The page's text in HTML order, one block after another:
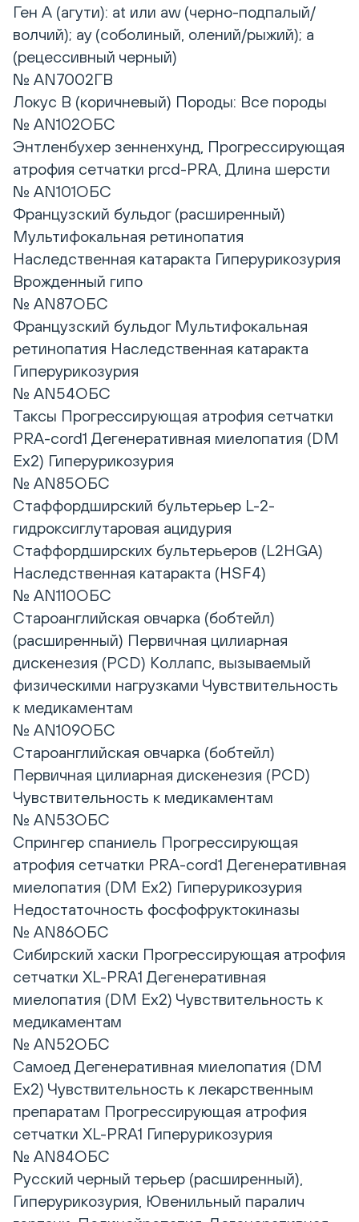
Ген А (агути): at или aw (черно-подпалый/
волчий); ay (соболиный, олений/рыжий); a
(рецессивный черный)
№ AN7002ГВ
Локус B (коричневый) Породы: Все породы
№ AN102ОБС
Энтленбухер зенненхунд, Прогрессирующая
атрофия сетчатки prcd-PRA, Длина шерсти
№ AN101ОБС
Французский бульдог (расширенный)
Мультифокальная ретинопатия
Наследственная катаракта Гиперурикозурия
Врожденный гипо
№ AN87ОБС
Французский бульдог Мультифокальная
ретинопатия Наследственная катаракта
Гиперурикозурия
№ AN54ОБС
Таксы Прогрессирующая атрофия сетчатки
PRA-cord1 Дегенеративная миелопатия (DM
Ex2) Гиперурикозурия
№ AN85ОБС
Стаффордширский бультерьер L-2-
гидроксиглутаровая ацидурия
Стаффордширских бультерьеров (L2HGA)
Наследственная катаракта (HSF4)
№ AN110ОБС
Староанглийская овчарка (бобтейл)
(расширенный) Первичная цилиарная
дискенезия (PCD) Коллапс, вызываемый
физическими нагрузками Чувствительность
к медикаментам
№ AN109ОБС
Староанглийская овчарка (бобтейл)
Первичная цилиарная дискенезия (PCD)
Чувствительность к медикаментам
№ AN53ОБС
Спрингер спаниель Прогрессирующая
атрофия сетчатки PRA-cord1 Дегенеративная
миелопатия (DM Ex2) Гиперурикозурия
Недостаточность фосфофруктокиназы
№ AN86ОБС
Сибирский хаски Прогрессирующая атрофия
сетчатки XL-PRA1 Дегенеративная
миелопатия (DM Ex2) Чувствительность к
медикаментам
№ AN52ОБС
Самоед Дегенеративная миелопатия (DM
Ex2) Чувствительность к лекарственным
препаратам Прогрессирующая атрофия
сетчатки XL-PRA1 Гиперурикозурия
№ AN84ОБС
Русский черный терьер (расширенный),
Гиперурикозурия, Ювенильный паралич